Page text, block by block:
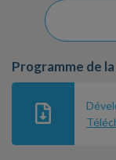
Programme de